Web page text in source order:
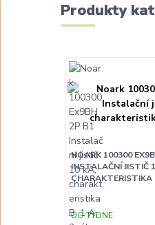
Produkty
NOARK 100300
INSTALAČNÍ JISTIČ
CHARAKTERISTIKA
DO TÝDNE